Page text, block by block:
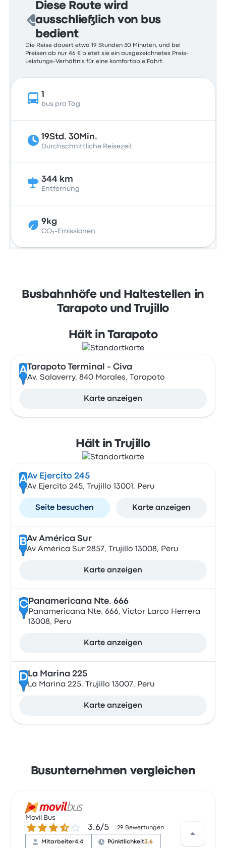
Diese Route wird
ausschließlich von bus
bedient
Die Reise dauert etwa 19 Stunden 30 Minuten, und bei
Preisen ab nur 46 € bietet sie ein ausgezeichnetes Preis-
Leistungs-Verhältnis für eine komfortable Fahrt.
1
bus pro Tag
19Std. 30Min.
Durchschnittliche Reisezeit
344 km
Entfernung
9kg
CO₂-Emissionen
Busbahnhöfe und Haltestellen in
Tarapoto und Trujillo
Hält in Tarapoto
A Tarapoto Terminal - Civa
Av. Salaverry, 840 Morales, Tarapoto
Karte anzeigen
Hält in Trujillo
AAv Ejercito 245
Av Ejercito 245, Trujillo 13001, Peru
Seite besuchen Karte anzeigen
BAv América Sur
Av América Sur 2857, Trujillo 13008, Peru
Karte anzeigen
CPanamericana Nte. 666
Panamericana Nte. 666, Victor Larco Herrera
13008, Peru
Karte anzeigen
DLa Marina 225
La Marina 225, Trujillo 13007, Peru
Karte anzeigen
Busunternehmen vergleichen
Movil Bus
3.6 von 5 Sternen3.6/5 29 Bewertungen
Mitarbeiter4.4 Pünktlichkeit3.6